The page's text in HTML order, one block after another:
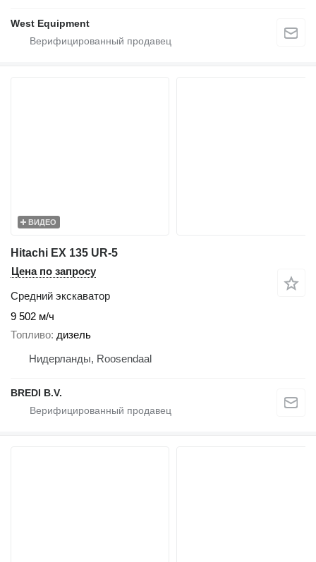
West Equipment
ВИДЕО
Hitachi EX 135 UR-5
Цена по запросу
Средний экскаватор
9 502 м/ч
Топливо дизель
Нидерланды, Roosendaal
BREDI B.V.